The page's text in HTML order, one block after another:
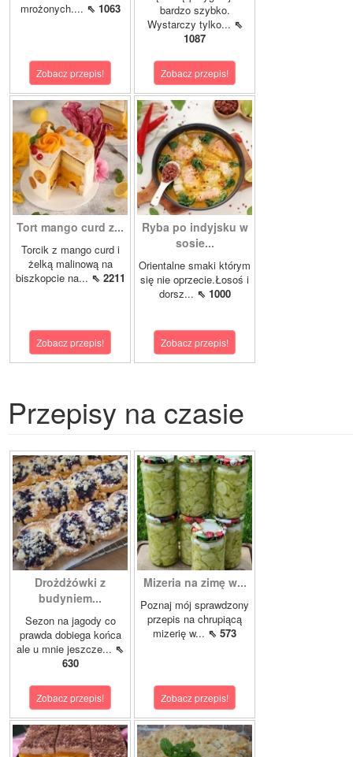
mrożonych.... ⇖ 1063
Zobacz przepis!
bardzo szybko.
Wystarczy tylko... ⇖
1087
Zobacz przepis!
Tort mango curd z...
Torcik z mango curd i
żelką malinową na
biszkopcie na... ⇖ 2211
Zobacz przepis!
Ryba po indyjsku w
sosie...
Orientalne smaki którym
się nie oprzecie.Łosoś i
dorsz... ⇖ 1000
Zobacz przepis!
Przepisy na czasie
Drożdżówki z
budyniem...
Sezon na jagody co
prawda dobiega końca
ale u mnie jeszcze... ⇖
630
Zobacz przepis!
Mizeria na zimę w...
Poznaj mój sprawdzony
przepis na chrupiącą
mizerię w... ⇖ 573
Zobacz przepis!